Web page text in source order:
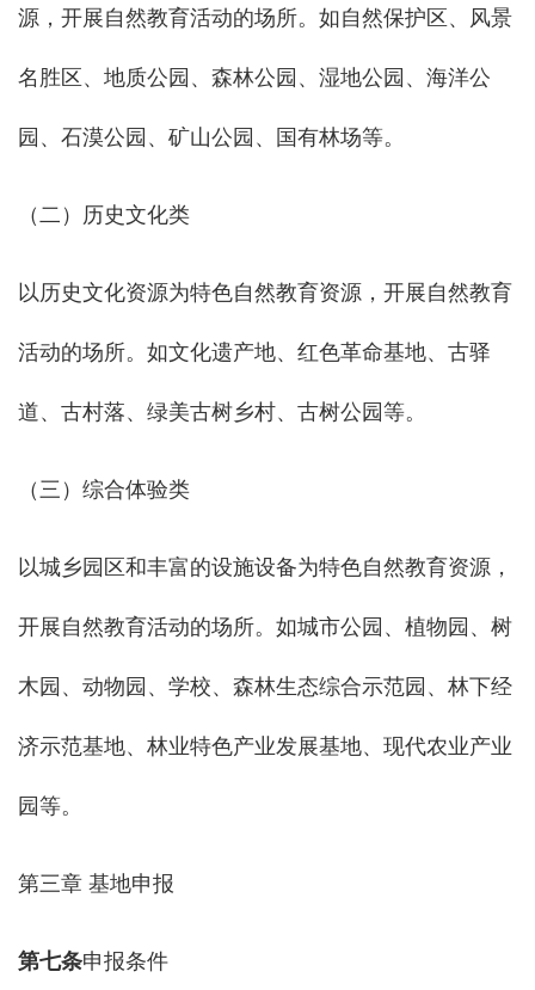
源，开展自然教育活动的场所。如自然保护区、风景
名胜区、地质公园、森林公园、湿地公园、海洋公
园、石漠公园、矿山公园、国有林场等。
（二）历史文化类
以历史文化资源为特色自然教育资源，开展自然教育
活动的场所。如文化遗产地、红色革命基地、古驿
道、古村落、绿美古树乡村、古树公园等。
（三）综合体验类
以城乡园区和丰富的设施设备为特色自然教育资源，
开展自然教育活动的场所。如城市公园、植物园、树
木园、动物园、学校、森林生态综合示范园、林下经
济示范基地、林业特色产业发展基地、现代农业产业
园等。
第三章 基地申报
第七条申报条件